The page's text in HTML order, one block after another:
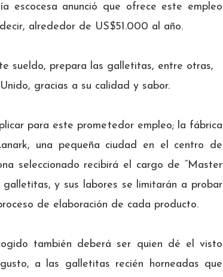
escocesa anunció que ofrece este empleo
alrededor de US$51.000 al año.
sueldo, prepara las galletitas, entre otras,
gracias a su calidad y sabor.
para este prometedor empleo; la fábrica
una pequeña ciudad en el centro de
seleccionado recibirá el cargo de “Master
y sus labores se limitarán a probar
de elaboración de cada producto.
también deberá ser quien dé el visto
a las galletitas recién horneadas que